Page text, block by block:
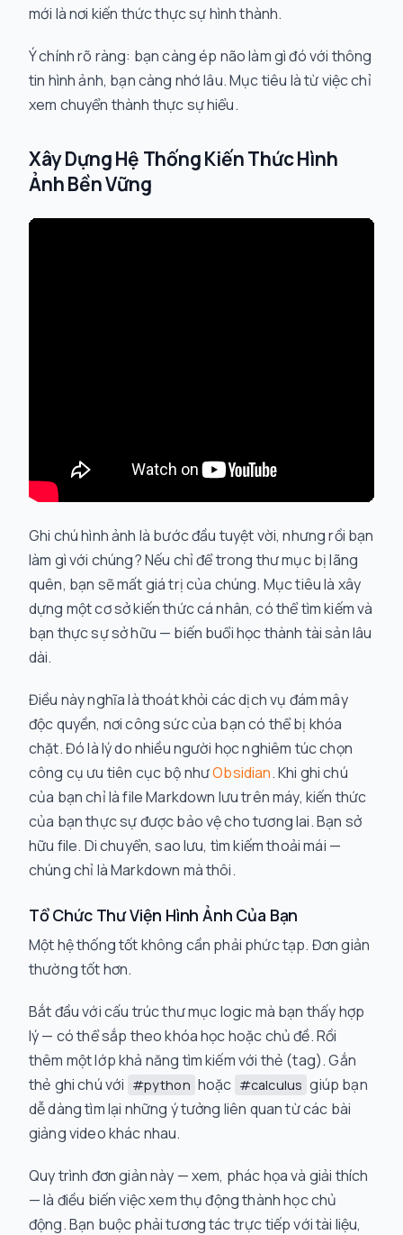
mới là nơi kiến thức thực sự hình thành.
Ý chính rõ ràng: bạn càng ép nãolàm gì đóvới thông
tin hình ảnh, bạn càng nhớ lâu. Mục tiêu là từ việc chỉ
xem chuyển thành thực sự hiểu.
Xây Dựng Hệ Thống Kiến Thức Hình
Ảnh Bền Vững
Ghi chú hình ảnh là bước đầu tuyệt vời, nhưng rồi bạn
làm gì với chúng? Nếu chỉ để trong thư mục bị lãng
quên, bạn sẽ mất giá trị của chúng. Mục tiêu là xây
dựng một cơ sở kiến thức cá nhân, có thể tìm kiếm và
bạn thực sự sở hữu — biến buổi học thành tài sản lâu
dài.
Điều này nghĩa là thoát khỏi các dịch vụ đám mây
độc quyền, nơi công sức của bạn có thể bị khóa
chặt. Đó là lý do nhiều người học nghiêm túc chọn
công cụ ưu tiên cục bộ nhưObsidian. Khi ghi chú
của bạn chỉ là file Markdown lưu trên máy, kiến thức
của bạn thực sự được bảo vệ cho tương lai. Bạn sở
hữu file. Di chuyển, sao lưu, tìm kiếm thoải mái —
chúng chỉ là Markdown mà thôi.
Tổ Chức Thư Viện Hình Ảnh Của Bạn
Một hệ thống tốt không cần phải phức tạp. Đơn giản
thường tốt hơn.
Bắt đầu với cấu trúc thư mục logic mà bạn thấy hợp
lý — có thể sắp theo khóa học hoặc chủ đề. Rồi
thêm một lớp khả năng tìm kiếm với thẻ (tag). Gắn
thẻ ghi chú với #python hoặc #calculus giúp bạn
dễ dàng tìm lại những ý tưởng liên quan từ các bài
giảng video khác nhau.
Quy trình đơn giản này — xem, phác họa và giải thích
— là điều biến việc xem thụ động thành học chủ
động. Bạn buộc phải tương tác trực tiếp với tài liệu,